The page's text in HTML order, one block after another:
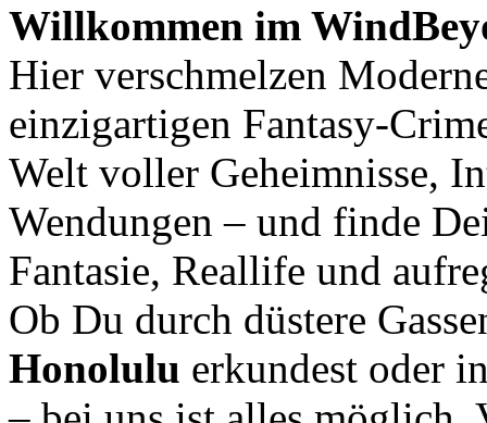
Willkommen im
Hier verschmelzen
einzigartigen Fantasy-
Welt voller Geheimnisse,
Wendungen – und finde
Fantasie, Reallife und
Ob Du durch düstere
Honolulu erkundest oder